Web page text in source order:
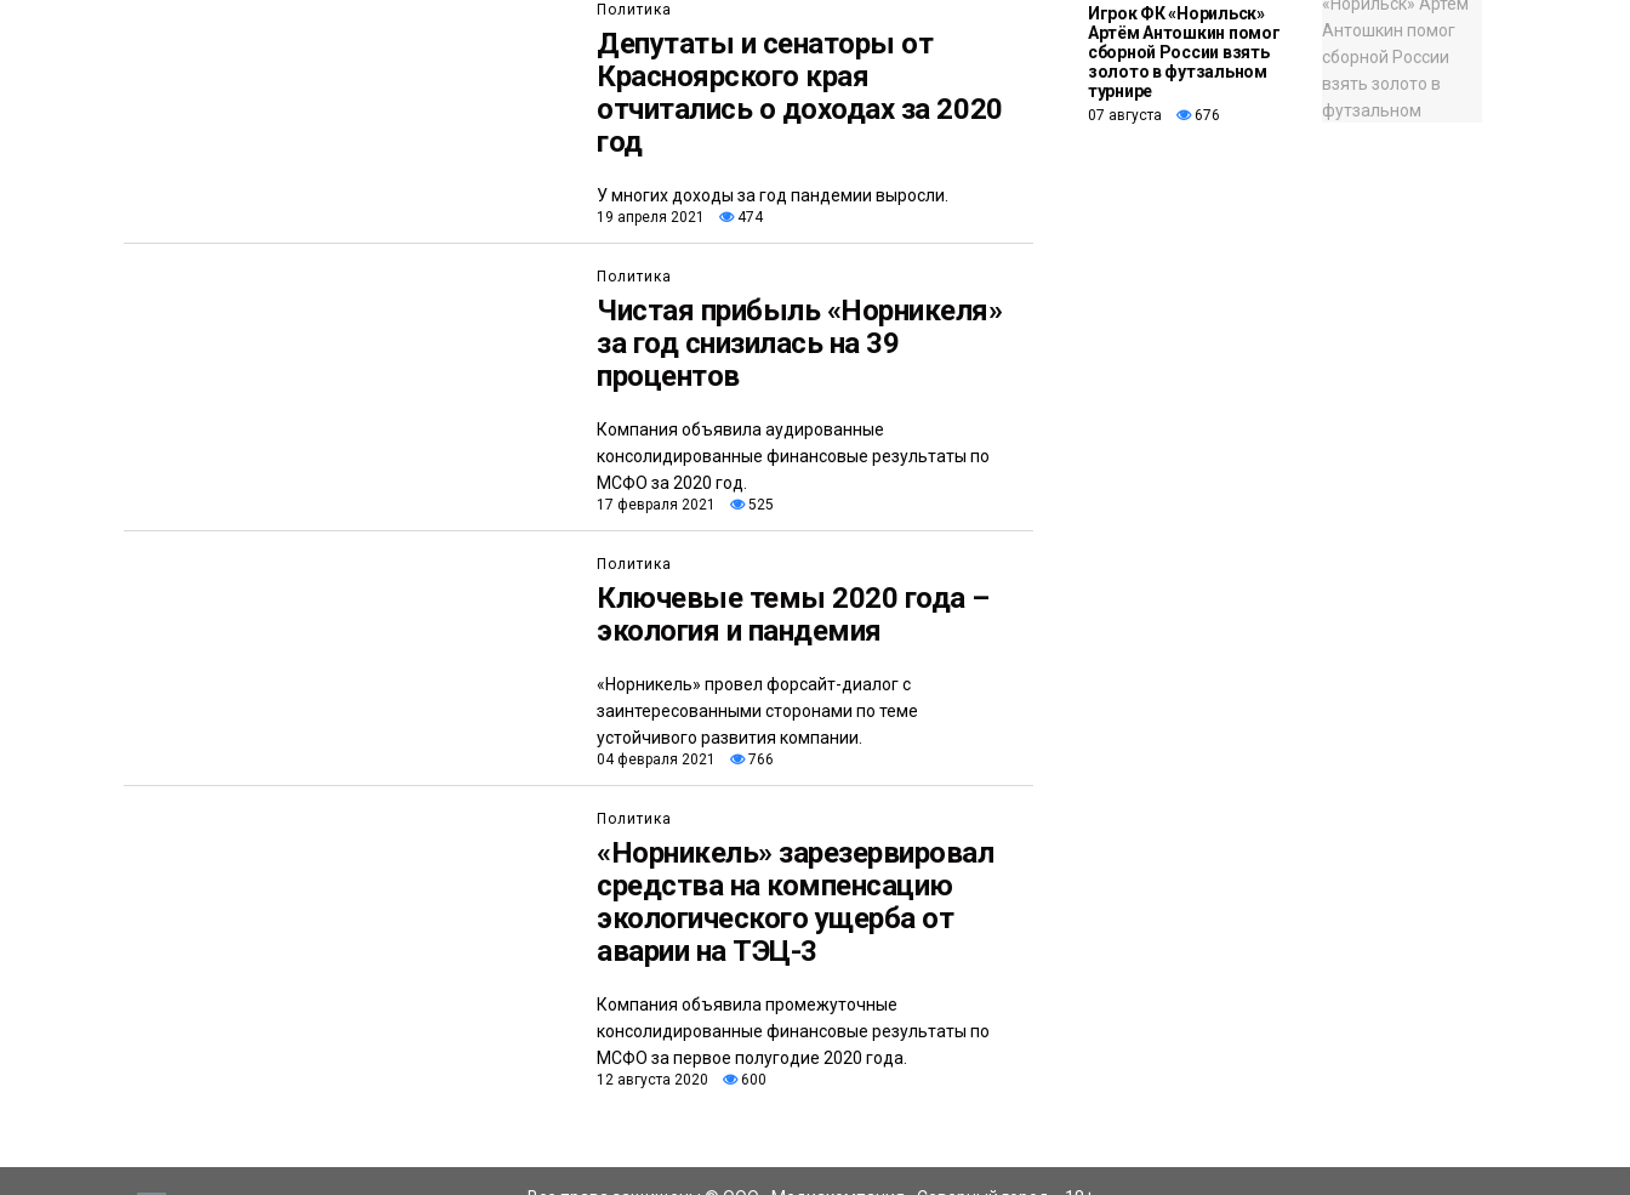
Политика
Депутаты и сенаторы от
Красноярского края
отчитались о доходах за 2020
год
У многих доходы за год пандемии выросли.
19 апреля 2021 474
Политика
Чистая прибыль «Норникеля»
за год снизилась на 39
процентов
Компания объявила аудированные
консолидированные финансовые результаты по
МСФО за 2020 год.
17 февраля 2021 525
Политика
Ключевые темы 2020 года –
экология и пандемия
«Норникель» провел форсайт-диалог с
заинтересованными сторонами по теме
устойчивого развития компании.
04 февраля 2021 766
Политика
«Норникель» зарезервировал
средства на компенсацию
экологического ущерба от
аварии на ТЭЦ-3
Компания объявила промежуточные
консолидированные финансовые результаты по
МСФО за первое полугодие 2020 года.
12 августа 2020 600
Игрок ФК «Норильск»
Артём Антошкин помог
сборной России взять
золото в футзальном
турнире
07 августа 676